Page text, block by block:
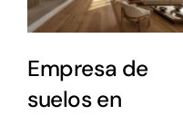
Empresa de
suelos en